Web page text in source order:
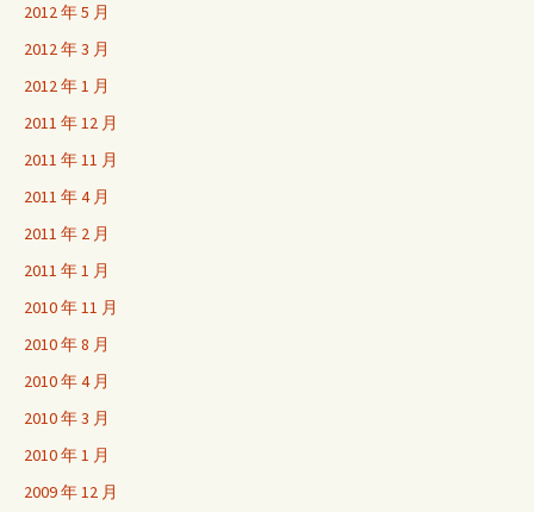
2012 年 5 月
2012 年 3 月
2012 年 1 月
2011 年 12 月
2011 年 11 月
2011 年 4 月
2011 年 2 月
2011 年 1 月
2010 年 11 月
2010 年 8 月
2010 年 4 月
2010 年 3 月
2010 年 1 月
2009 年 12 月